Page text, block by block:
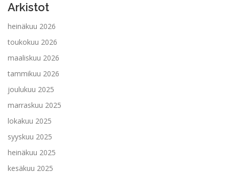
Arkistot
heinäkuu 2026
toukokuu 2026
maaliskuu 2026
tammikuu 2026
joulukuu 2025
marraskuu 2025
lokakuu 2025
syyskuu 2025
heinäkuu 2025
kesäkuu 2025